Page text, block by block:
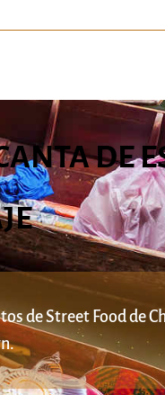
DE
de Street Food de